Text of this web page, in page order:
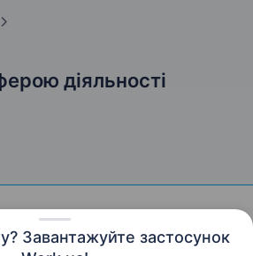
Завантажуйте застосунок
діяльності